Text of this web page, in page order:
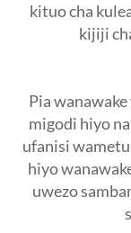
kituo cha
kijiji
Pia
migodi hiyo
ufanisi
hiyo
uwezo